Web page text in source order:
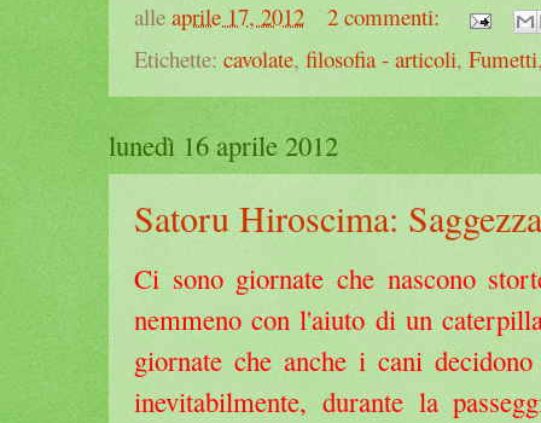
alle aprile 17, 2012
2 commenti:
Etichette: cavolate, filosofia - articoli, Fumetti
lunedì 16 aprile 2012
Satoru Hiroscima: Saggezza
Ci sono giornate che nascono
nemmeno con l'aiuto di un
giornate che anche i cani
inevitabilmente, durante la